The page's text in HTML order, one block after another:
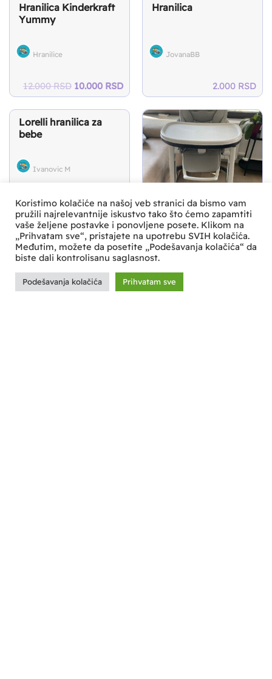
Hranilica Kinderkraft
Yummy
Hranilice
12.000RSD Original
price
was:
12.000 RSD.
10.000 RSDCurrent
price
is:
10.000 RSD.
Hranilica
JovanaBB
2.000 RSD
Lorelli hranilica za
bebe
Ivanovic M
2.974 RSDOriginal
price
was:
2.974 RSD.
2.549RSDCurrent
price
is:
2.549 RSD.
Peg Perego hranilica
Koristimo kolačiće na našoj veb stranici da bismo vam
pružili najrelevantnije iskustvo tako što ćemo zapamtiti
vaše željene postavke i ponovljene posete. Klikom na
„Prihvatam sve“, pristajete na upotrebu SVIH kolačića.
Međutim, možete da posetite „Podešavanja kolačića“ da
biste dali kontrolisanu saglasnost.
Podešavanja kolačića Prihvatam sve